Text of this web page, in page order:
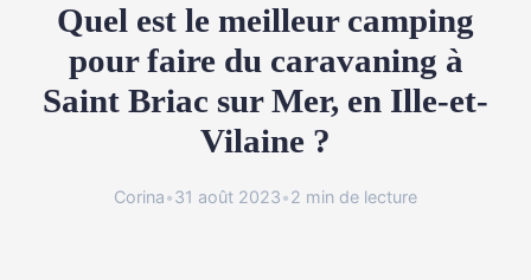
Quel est le meilleur camping
pour faire du caravaning à
Saint Briac sur Mer, en Ille-et-
Vilaine ?
Corina•31 août 2023•2 min de lecture